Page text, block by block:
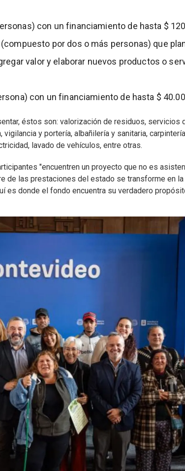
con un financiamiento de hasta $
por dos o más personas) que
valor y elaborar nuevos productos o
con un financiamiento de hasta $
éstos son: valorización de residuos, servicios
y portería, albañilería y sanitaria,
lavado de vehículos, entre otras.
"encuentren un proyecto que no es
de las prestaciones del estado se transforme en
es donde el fondo encuentra su verdadero